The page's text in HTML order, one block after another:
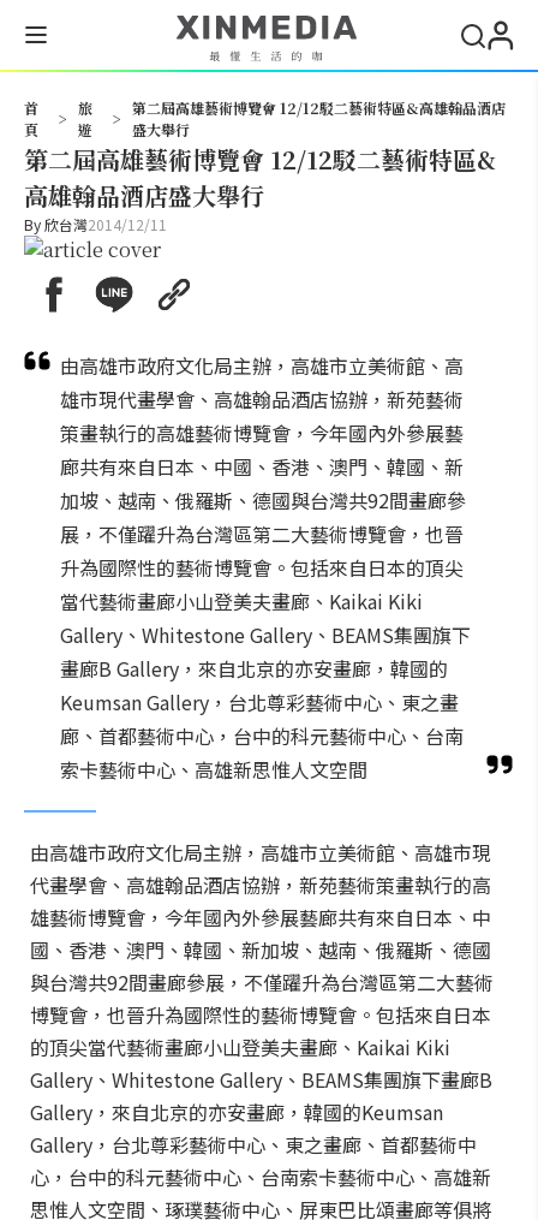
首
頁
>
旅
遊
>
第二屆高雄藝術博覽會 12/12駁二藝術特區&高雄翰品酒店
盛大舉行
第二屆高雄藝術博覽會 12/12駁二藝術特區&
高雄翰品酒店盛大舉行
By欣台灣2014/12/11
由高雄市政府文化局主辦，高雄市立美術館、高
雄市現代畫學會、高雄翰品酒店協辦，新苑藝術
策畫執行的高雄藝術博覽會，今年國內外參展藝
廊共有來自日本、中國、香港、澳門、韓國、新
加坡、越南、俄羅斯、德國與台灣共92間畫廊參
展，不僅躍升為台灣區第二大藝術博覽會，也晉
升為國際性的藝術博覽會。包括來自日本的頂尖
當代藝術畫廊小山登美夫畫廊、Kaikai Kiki
Gallery、Whitestone Gallery、BEAMS集團旗下
畫廊B Gallery，來自北京的亦安畫廊，韓國的
Keumsan Gallery，台北尊彩藝術中心、東之畫
廊、首都藝術中心，台中的科元藝術中心、台南
索卡藝術中心、高雄新思惟人文空間
由高雄市政府文化局主辦，高雄市立美術館、高雄市現
代畫學會、高雄翰品酒店協辦，新苑藝術策畫執行的高
雄藝術博覽會，今年國內外參展藝廊共有來自日本、中
國、香港、澳門、韓國、新加坡、越南、俄羅斯、德國
與台灣共92間畫廊參展，不僅躍升為台灣區第二大藝術
博覽會，也晉升為國際性的藝術博覽會。包括來自日本
的頂尖當代藝術畫廊小山登美夫畫廊、Kaikai Kiki
Gallery、Whitestone Gallery、BEAMS集團旗下畫廊B
Gallery，來自北京的亦安畫廊，韓國的Keumsan
Gallery，台北尊彩藝術中心、東之畫廊、首都藝術中
心，台中的科元藝術中心、台南索卡藝術中心、高雄新
思惟人文空間、琢璞藝術中心、屏東巴比頌畫廊等俱將